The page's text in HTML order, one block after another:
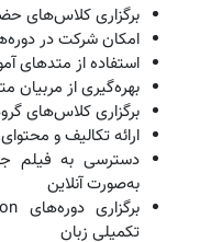
برگزاری کلاس‌های
امکان شرکت در
استفاده از متدهای
بهره‌گیری از
برگزاری کلاس‌های
ارائه تکالیف و
دسترسی به فیلم
به‌صورت آنلاین
تکمیلی زبان